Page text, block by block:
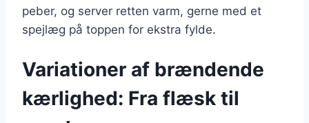
peber, og server retten varm, gerne med et
spejlæg på toppen for ekstra fylde.
Variationer af brændende
kærlighed: Fra flæsk til